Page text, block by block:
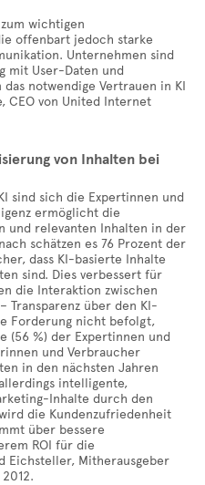
wichtigen
offenbart jedoch starke
Unternehmen sind
mit User-Daten und
notwendige Vertrauen in KI
CEO von United Internet
von Inhalten bei
sind sich die Expertinnen und
ermöglicht die
und relevanten Inhalten in der
schätzen es 76 Prozent der
dass KI-basierte Inhalte
sind. Dies verbessert für
die Interaktion zwischen
Transparenz über den KI-
Forderung nicht befolgt,
(56 %) der Expertinnen und
und Verbraucher
in den nächsten Jahren
intelligente,
Inhalte durch den
die Kundenzufriedenheit
über bessere
ROI für die
Eichsteller, Mitherausgeber